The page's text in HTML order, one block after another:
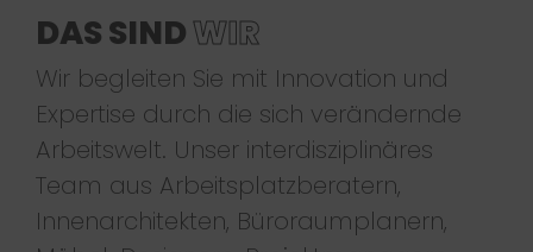
DAS SINDWIR
Wir begleiten Sie mit Innovation und
Expertise durch die sich verändernde
Arbeitswelt. Unser interdisziplinäres
Team aus Arbeitsplatzberatern,
Innenarchitekten, Büroraumplanern,